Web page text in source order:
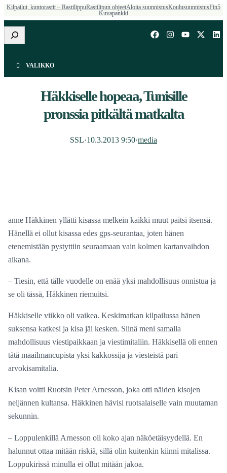
Kilpailut, kuntorastit – RastilippuRastilipun ohjeetAloita suunnistusKoulusuunnistusFin5
Kuvapankki
Etsi
VALIKKO
Häkkiselle hopeaa, Tunisille
pronssia pitkältä matkalta
SSL·10.3.2013 9:50·media
anne Häkkinen yllätti kisassa melkein kaikki muut paitsi itsensä.
Hänellä ei ollut kisassa edes gps-seurantaa, joten hänen
etenemistään pystyttiin seuraamaan vain kolmen kartanvaihdon
aikana.
– Tiesin, että tälle vuodelle on enää yksi mahdollisuus onnistua ja
se oli tässä, Häkkinen riemuitsi.
Häkkiselle viikko oli vaikea. Keskimatkan kilpailussa hänen
suksensa katkesi ja kisa jäi kesken. Siinä meni samalla
mahdollisuus viestipaikkaan ja viestimitaliin. Häkkisellä oli ennen
tätä maailmancupista yksi kakkossija ja viesteistä pari
arvokisamitalia.
Kisan voitti Ruotsin Peter Arnesson, joka otti näiden kisojen
neljännen kultansa. Häkkinen hävisi ruotsalaiselle vain muutaman
sekunnin.
– Loppulenkillä Arnesson oli koko ajan näköetäisyydellä. En
halunnut ottaa mitään riskiä, sillä olin kuitenkin kiinni mitalissa.
Loppukirissä minulla ei ollut mitään jakoa.